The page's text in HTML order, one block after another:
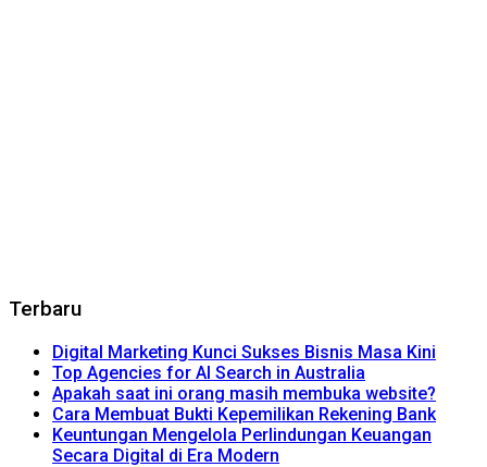
Terbaru
Digital Marketing Kunci Sukses Bisnis Masa Kini
Top Agencies for AI Search in Australia
Apakah saat ini orang masih membuka website?
Cara Membuat Bukti Kepemilikan Rekening Bank
Keuntungan Mengelola Perlindungan Keuangan
Secara Digital di Era Modern